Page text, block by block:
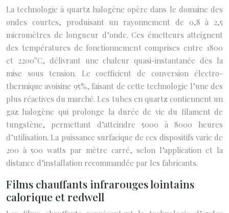
La technologie à quartz halogène opère dans le domaine des
ondes courtes, produisant un rayonnement de 0,8 à 2,5
micromètres de longueur d’onde. Ces émetteurs atteignent
des températures de fonctionnement comprises entre 1800
et 2200°C, délivrant une chaleur quasi-instantanée dès la
mise sous tension. Le coefficient de conversion électro-
thermique avoisine 95%, faisant de cette technologie l’une des
plus réactives du marché. Les tubes en quartz contiennent un
gaz halogène qui prolonge la durée de vie du filament de
tungstène, permettant d’atteindre 5000 à 8000 heures
d’utilisation. La puissance surfacique de ces dispositifs varie de
200 à 500 watts par mètre carré, selon l’application et la
distance d’installation recommandée par les fabricants.
Films chauffants infrarouges lointains
calorique et redwell